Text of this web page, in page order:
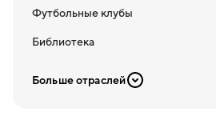
Футбольные клубы
Библиотека
Больше отраслей